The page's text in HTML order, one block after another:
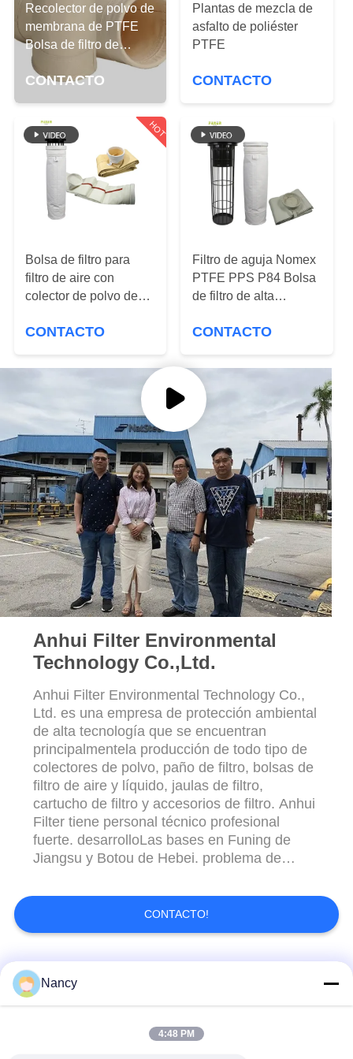
CONTROL
DE
CALIDAD
ÉNTRENOS
CONTACTO
CON
NOTICIAS
UNA
CITA
MAPA
DEL
SITIO
POLÍTICA
DE
PRIVACIDAD
Recolector de polvo de
membrana de PTFE
Bolsa de filtro de
poliéster Nomex para
purificación de gases
CONTACTO
Plantas de mezcla de
asfalto de poliéster
PTFE
CONTACTO
HOT
Bolsa de filtro para
filtro de aire con
colector de polvo de
de alta temperatura
CONTACTO
Filtro de aguja Nomex
PTFE PPS P84 Bolsa
de filtro de alta
manchas de filtro
álcalis
CONTACTO
Anhui Filter Environmental
Technology Co.,Ltd.
Anhui Filter Environmental Technology Co.,
Ltd. es una empresa de protección ambiental
de alta tecnología que se encuentran
principalmentela producción de todo tipo de
colectores de polvo, paño de filtro, bolsas de
filtro de aire y líquido, jaulas de filtro,
cartucho de filtro y accesorios de filtro. Anhui
Filter tiene personal técnico profesional
fuerte. desarrolloLas bases en Funing de
Jiangsu y Botou de Hebei. problema de
clientes logren el mejor estado de operación
por años La Comisión ha adoptado una serie
de medidas para mejorar la calidad de ...
CONTACTO!
Categorías Populares
Bolsa de filtro de
Nancy
4:48 PM